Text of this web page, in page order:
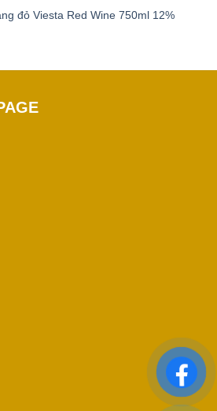
đỏ Viesta Red Wine 750ml 12%